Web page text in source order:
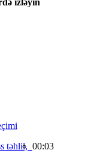
təhlil, 00:03